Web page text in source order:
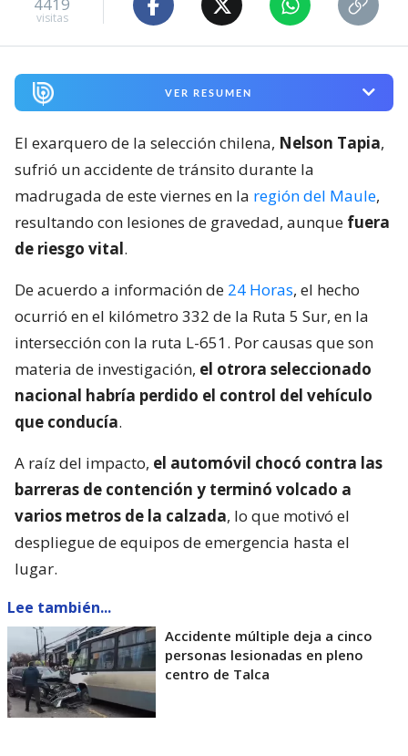
visitas
VER RESUMEN
El exarquero de la selección chilena, Nelson Tapia,
sufrió un accidente de tránsito durante la
madrugada de este viernes en la región del Maule,
resultando con lesiones de gravedad, aunque fuera
de riesgo vital.
De acuerdo a información de 24 Horas, el hecho
ocurrió en el kilómetro 332 de la Ruta 5 Sur, en la
intersección con la ruta L-651. Por causas que son
materia de investigación, el otrora seleccionado
nacional habría perdido el control del vehículo
que conducía.
A raíz del impacto, el automóvil chocó contra las
barreras de contención y terminó volcado a
varios metros de la calzada, lo que motivó el
despliegue de equipos de emergencia hasta el
lugar.
Lee también...
Accidente múltiple deja a cinco
personas lesionadas en pleno
centro de Talca